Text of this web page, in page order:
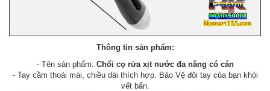
Thông tin sản phẩm:
- Tên sản phẩm: Chổi cọ rửa xịt nước đa năng có cán
- Tay cầm thoải mái, chiều dài thích hợp. Bảo Vệ đôi tay của bạn khỏi
vết bẩn.